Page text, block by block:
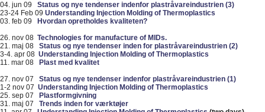
04. jun 09 Status og nye tendenser indenfor plastråvareindustrien (3)
23-24 Feb 09 Understanding Injection Molding of Thermoplastics
03. feb 09
Hvordan opretholdes kvaliteten?
26. nov 08 Technologies for manufacture of MIDs.
21. maj 08 Status og nye tendenser inden for plastråvareindustrien (2)
3-4. apr 08 Understanding Injection Molding of Thermoplastics
11. mar 08
Plast med kvalitet
27. nov 07
Status og nye tendenser indenfor plastråvareindustrien (1)
1-2 nov 07 Understanding Injection Molding of Thermoplastics
25. sep 07
Plastformgivning
31. maj 07 Trends inden for værktøjer